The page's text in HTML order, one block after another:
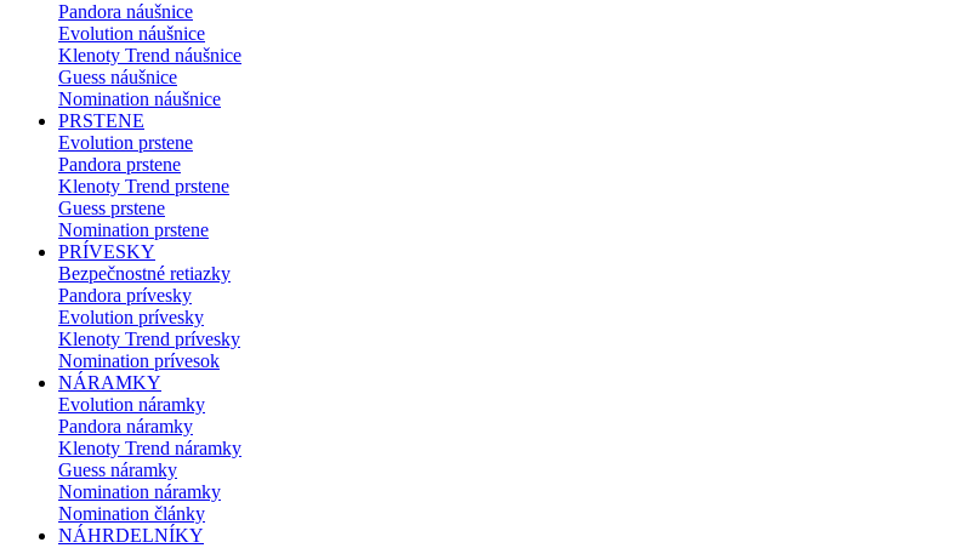
Pandora náušnice
Evolution náušnice
Klenoty Trend náušnice
Guess náušnice
Nomination náušnice
PRSTENE
Evolution prstene
Pandora prstene
Klenoty Trend prstene
Guess prstene
Nomination prstene
PRÍVESKY
Bezpečnostné retiazky
Pandora prívesky
Evolution prívesky
Klenoty Trend prívesky
Nomination prívesok
NÁRAMKY
Evolution náramky
Pandora náramky
Klenoty Trend náramky
Guess náramky
Nomination náramky
Nomination články
NÁHRDELNÍKY